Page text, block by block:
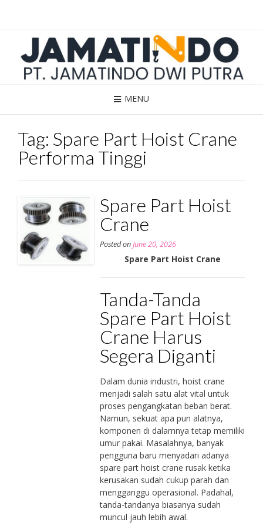
MENU
Tag: Spare Part Hoist Crane
Performa Tinggi
Spare Part Hoist
Crane
Posted onJune 20, 2026
Spare Part Hoist Crane
Tanda-Tanda
Spare Part Hoist
Crane Harus
Segera Diganti
Dalam dunia industri, hoist crane
menjadi salah satu alat vital untuk
proses pengangkatan beban berat.
Namun, sekuat apa pun alatnya,
komponen di dalamnya tetap memiliki
umur pakai. Masalahnya, banyak
pengguna baru menyadari adanya
spare part hoist crane rusak ketika
kerusakan sudah cukup parah dan
mengganggu operasional. Padahal,
tanda-tandanya biasanya sudah
muncul jauh lebih awal.